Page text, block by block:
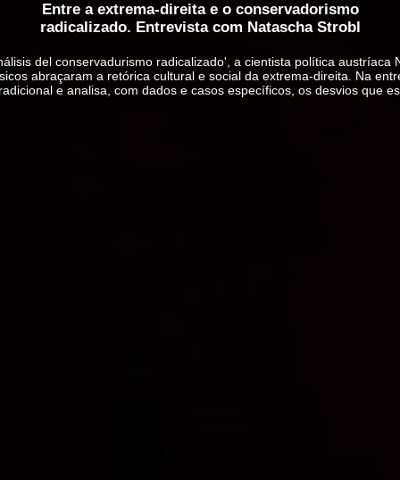
Entre a extrema-direita e o conservadorismo
radicalizado. Entrevista com Natascha Strobl
del conservadurismo radicalizado', a cientista política austríaca
abraçaram a retórica cultural e social da extrema-direita. Na
e analisa, com dados e casos específicos, os desvios que